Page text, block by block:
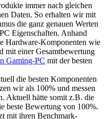
immer nach gleichen
Daten. So erhalten wir mit
die ganz genauen Werten
Eigenschaften. Anhand
Hardware-Komponenten wie
einer Gesamtbewertung
Gaming-PC mit der besten
die besten Komponenten
wir als 100% und messen
Aktuell hätte somit z.B. die
beste Bewertung von 100%.
mit ihren Benchmark-